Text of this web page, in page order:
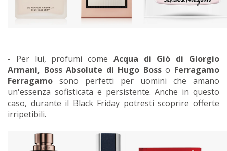
- Per lui, profumi come Acqua di Giò di Giorgio
Armani, Boss Absolute di Hugo Bosso Ferragamo
Ferragamo sono perfetti per uomini che amano
un'essenza sofisticata e persistente. Anche in questo
caso, durante il Black Friday potresti scoprire offerte
irripetibili.